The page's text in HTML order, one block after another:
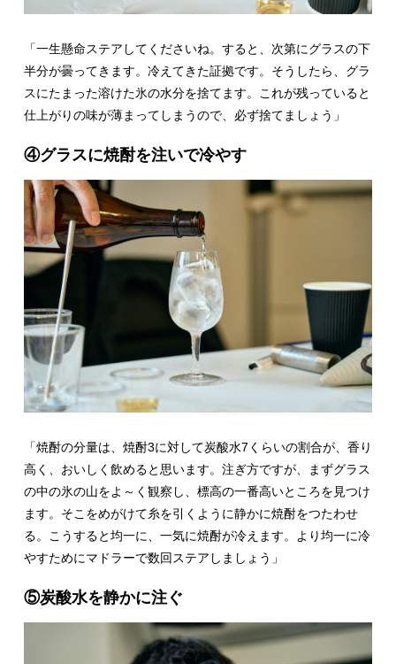
「一生懸命ステアしてくださいね。すると、次第にグラスの下
半分が曇ってきます。冷えてきた証拠です。そうしたら、グラ
スにたまった溶けた氷の水分を捨てます。これが残っていると
仕上がりの味が薄まってしまうので、必ず捨てましょう」
④グラスに焼酎を注いで冷やす
「焼酎の分量は、焼酎3に対して炭酸水7くらいの割合が、香り
高く、おいしく飲めると思います。注ぎ方ですが、まずグラス
の中の氷の山をよ～く観察し、標高の一番高いところを見つけ
ます。そこをめがけて糸を引くように静かに焼酎をつたわせ
る。こうすると均一に、一気に焼酎が冷えます。より均一に冷
やすためにマドラーで数回ステアしましょう」
⑤炭酸水を静かに注ぐ